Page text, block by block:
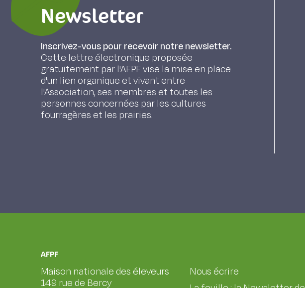
Newsletter
Inscrivez-vous pour recevoir notre newsletter.
Cette lettre électronique proposée
gratuitement par l'AFPF vise la mise en place
d'un lien organique et vivant entre
l'Association, ses membres et toutes les
personnes concernées par les cultures
fourragères et les prairies.
AFPF
Maison nationale des éleveurs
149 rue de Bercy
Nous écrire